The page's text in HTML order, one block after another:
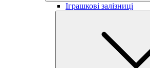
Іграшкові залізниці